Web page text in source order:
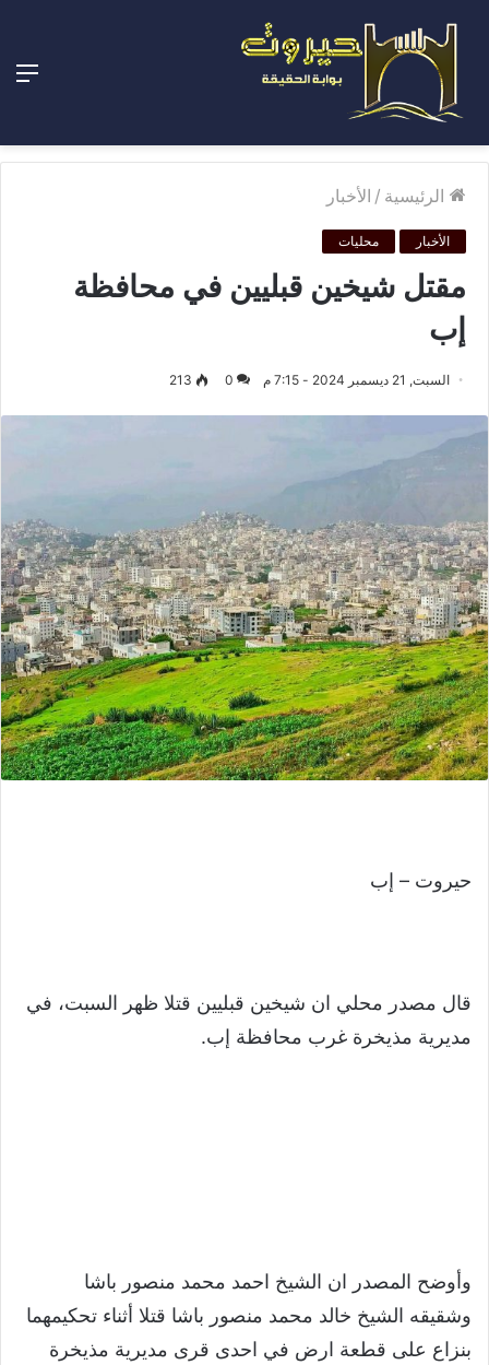
الرئيسية / الأخبار
الأخبار محليات
مقتل شيخين قبليين في محافظة
إب
السبت, 21 ديسمبر 2024 - 7:15 م 0
213
حيروت – إب
قال مصدر محلي ان شيخين قبليين قتلا ظهر السبت، في
مديرية مذيخرة غرب محافظة إب.
وأوضح المصدر ان الشيخ احمد محمد منصور باشا
وشقيقه الشيخ خالد محمد منصور باشا قتلا أثناء تحكيمهما
بنزاع على قطعة ارض في احدى قرى مديرية مذيخرة